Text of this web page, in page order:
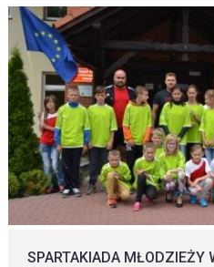
SPARTAKIADA MŁODZIEŻY